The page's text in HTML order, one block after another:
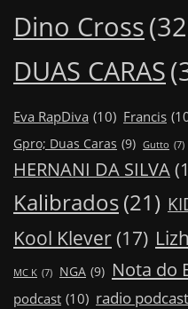
Dino Cross
DUAS CARAS
Eva RapDiva (10) Francis
Gpro; Duas Caras (9) Gutto (7)
HERNANI DA SILVA
Kalibrados(21)
Kool Klever (17)
MC K (7) NGA (9) Nota do
podcast (10) radio podcast